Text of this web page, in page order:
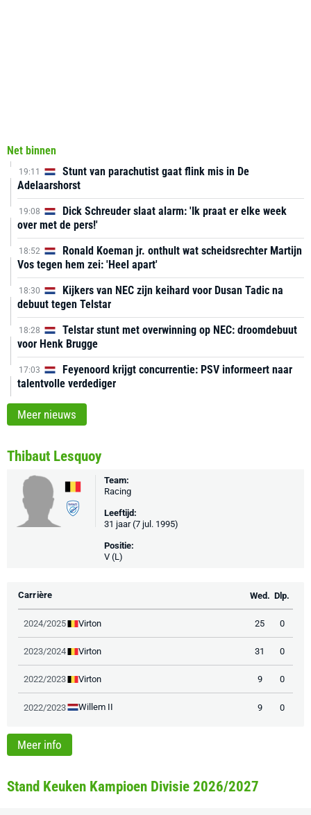
Net binnen
19:11
Stunt van parachutist gaat flink mis in De
Adelaarshorst
19:08
Dick Schreuder slaat alarm: 'Ik praat er elke week
over met de pers!'
18:52
Ronald Koeman jr. onthult wat scheidsrechter Martijn
Vos tegen hem zei: 'Heel apart'
18:30
Kijkers van NEC zijn keihard voor Dusan Tadic na
debuut tegen Telstar
18:28
Telstar stunt met overwinning op NEC: droomdebuut
voor Henk Brugge
17:03
Feyenoord krijgt concurrentie: PSV informeert naar
talentvolle verdediger
Meer nieuws
Thibaut Lesquoy
Team:
Racing
Leeftijd:
31 jaar (7 jul. 1995)
Positie:
V (L)
Carrière Wed. Dlp.
2024/2025 Virton 25 0
2023/2024 Virton 31 0
2022/2023 Virton 9 0
2022/2023 Willem II 9 0
Meer info
Stand Keuken Kampioen Divisie 2026/2027